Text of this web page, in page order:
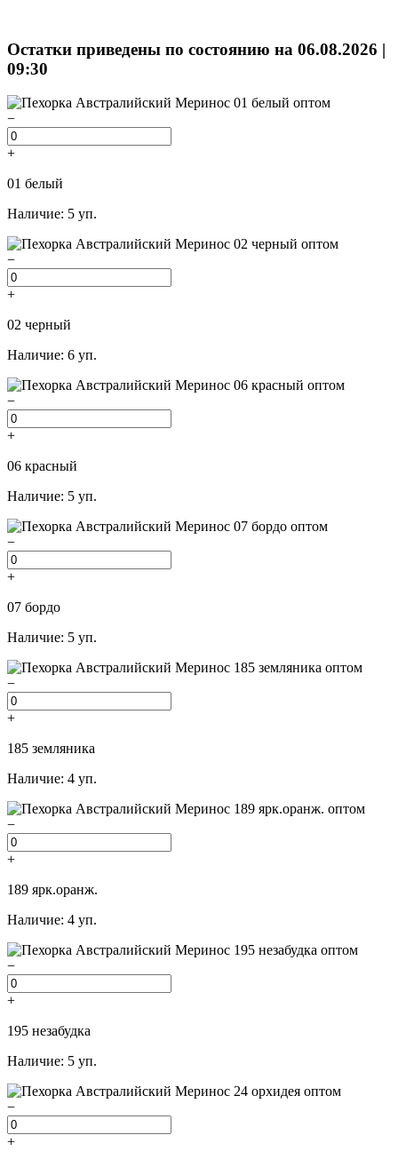
Остатки приведены по состоянию на 06.08.2026 |
09:30
−
+
01 белый
Наличие: 5 уп.
−
+
02 черный
Наличие: 6 уп.
−
+
06 красный
Наличие: 5 уп.
−
+
07 бордо
Наличие: 5 уп.
−
+
185 земляника
Наличие: 4 уп.
−
+
189 ярк.оранж.
Наличие: 4 уп.
−
+
195 незабудка
Наличие: 5 уп.
−
+